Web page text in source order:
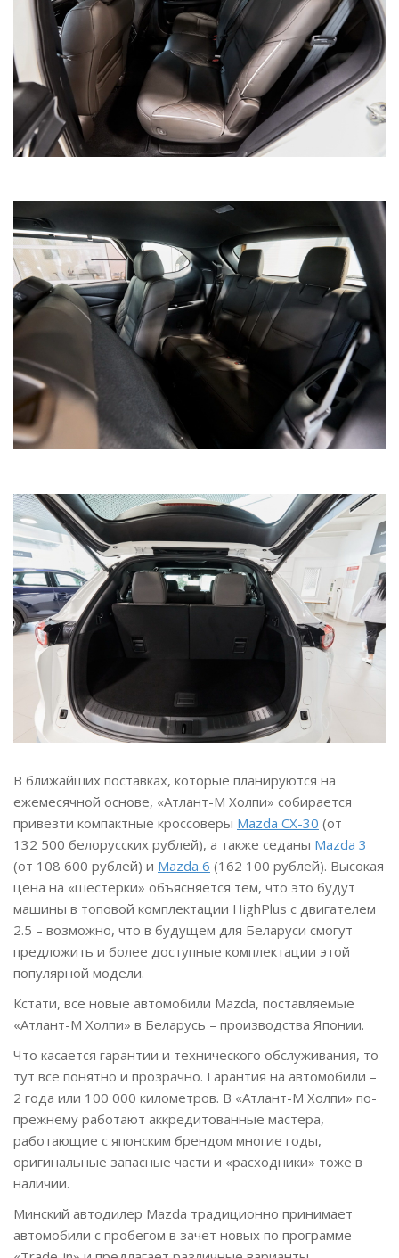
В ближайших поставках, которые планируются на
ежемесячной основе, «Атлант-М Холпи» собирается
привезти компактные кроссоверы Mazda CX-30 (от
132 500 белорусских рублей), а также седаны Mazda 3
(от 108 600 рублей) и Mazda 6 (162 100 рублей). Высокая
цена на «шестерки» объясняется тем, что это будут
машины в топовой комплектации HighPlus с двигателем
2.5 – возможно, что в будущем для Беларуси смогут
предложить и более доступные комплектации этой
популярной модели.
Кстати, все новые автомобили Mazda, поставляемые
«Атлант-М Холпи» в Беларусь – производства Японии.
Что касается гарантии и технического обслуживания, то
тут всё понятно и прозрачно. Гарантия на автомобили –
2 года или 100 000 километров. В «Атлант-М Холпи» по-
прежнему работают аккредитованные мастера,
работающие с японским брендом многие годы,
оригинальные запасные части и «расходники» тоже в
наличии.
Минский автодилер Mazda традиционно принимает
автомобили с пробегом в зачет новых по программе